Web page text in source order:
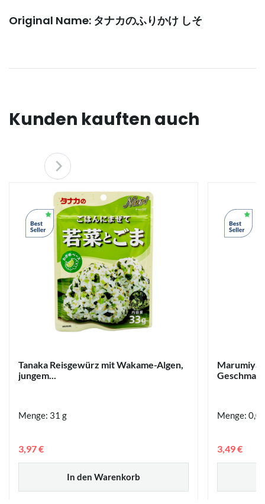
Original Name: タナカのふりかけ しそ
Kunden kauften auch
Tanaka Reisgewürz mit Wakame-Algen,
jungem...
Menge: 31 g
In den Warenkorb
3,97 €
Marumiya
Menge:
3,49 €